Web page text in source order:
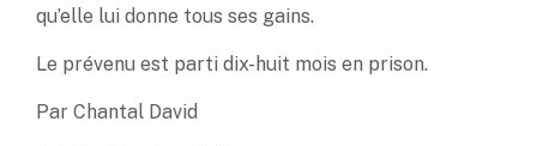
qu’elle lui donne tous ses gains.
Le prévenu est parti dix-huit mois en prison.
Par Chantal David